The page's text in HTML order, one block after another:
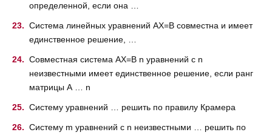
определенной, если она …
Система линейных уравнений AX=B совместна и имеет
единственное решение, …
Совместная система AX=B n уравнений с n
неизвестными имеет единственное решение, если ранг
матрицы А … n
Систему уравнений … решить по правилу Крамера
Систему m уравнений с n неизвестными … решить по